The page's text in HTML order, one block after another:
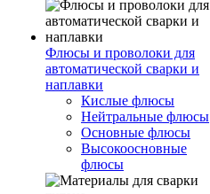
Флюсы и проволоки для
автоматической сварки и
наплавки
Кислые флюсы
Нейтральные флюсы
Основные флюсы
Высокоосновные
флюсы